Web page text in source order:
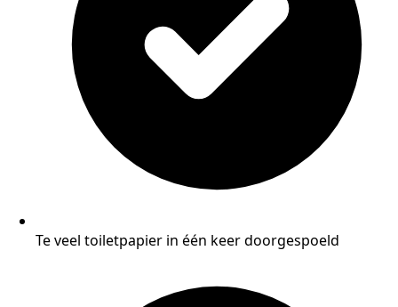
Te veel toiletpapier in één keer doorgespoeld